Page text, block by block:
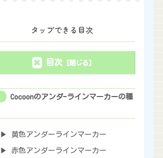
タップできる目次
目次
Cocoonのアンダｰラインマーカーの種
▶ 黄色アンダーラインマーカー
▶ 赤色アンダーラインマーカー